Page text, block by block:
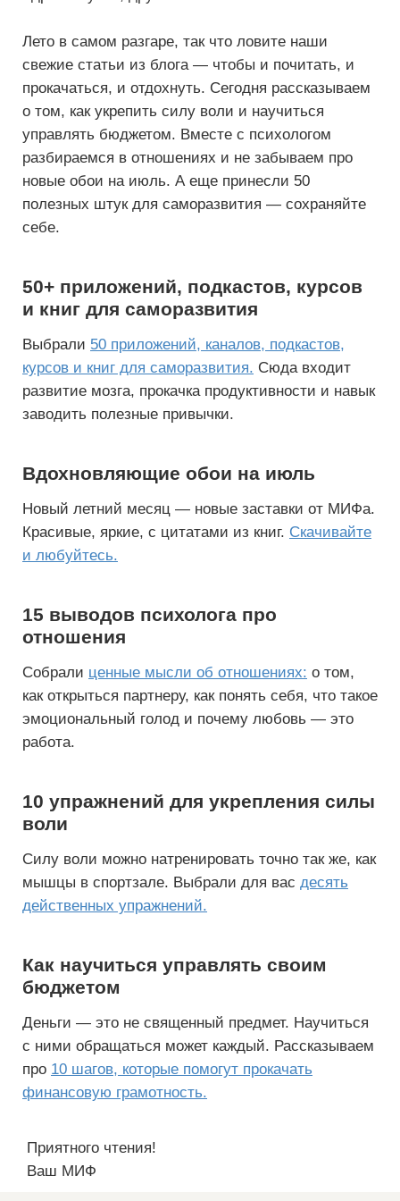
Лето в самом разгаре, так что ловите наши
свежие статьи из блога — чтобы и почитать, и
прокачаться, и отдохнуть. Сегодня рассказываем
о том, как укрепить силу воли и научиться
управлять бюджетом. Вместе с психологом
разбираемся в отношениях и не забываем про
новые обои на июль. А еще принесли 50
полезных штук для саморазвития — сохраняйте
себе.
50+ приложений, подкастов, курсов
и книг для саморазвития
Выбрали 50 приложений, каналов, подкастов,
курсов и книг для саморазвития. Сюда входит
развитие мозга, прокачка продуктивности и навык
заводить полезные привычки.
Вдохновляющие обои на июль
Новый летний месяц — новые заставки от МИФа.
Красивые, яркие, с цитатами из книг. Скачивайте
и любуйтесь.
15 выводов психолога про
отношения
Собрали ценные мысли об отношениях: о том,
как открыться партнеру, как понять себя, что такое
эмоциональный голод и почему любовь — это
работа.
10 упражнений для укрепления силы
воли
Силу воли можно натренировать точно так же, как
мышцы в спортзале. Выбрали для вас десять
действенных упражнений.
Как научиться управлять своим
бюджетом
Деньги — это не священный предмет. Научиться
с ними обращаться может каждый. Рассказываем
про 10 шагов, которые помогут прокачать
финансовую грамотность.
Приятного чтения!
Ваш МИФ